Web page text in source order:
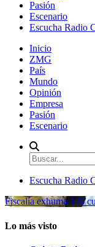
Pasión
Escenario
Escucha Radio
Inicio
ZMG
País
Mundo
Opinión
Empresa
Pasión
Escenario
Escucha Radio
Fiscalía exhuma 126
Lo más visto